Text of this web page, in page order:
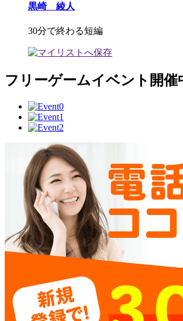
黒崎 綾人
30分で終わる短編
フリーゲームイベント開催